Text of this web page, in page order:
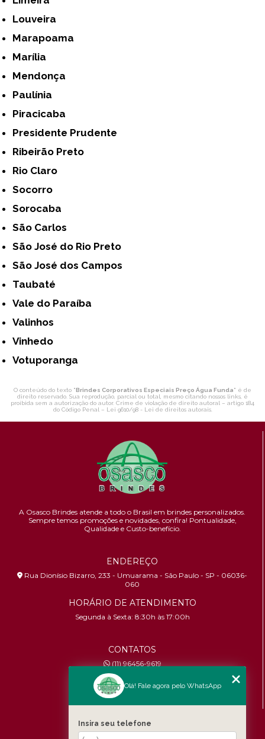
Louveira
Marapoama
Marília
Mendonça
Paulínia
Piracicaba
Presidente Prudente
Ribeirão Preto
Rio Claro
Socorro
Sorocaba
São Carlos
São José do Rio Preto
São José dos Campos
Taubaté
Vale do Paraíba
Valinhos
Vinhedo
Votuporanga
O conteúdo do texto "Brindes Corporativos Especiais Preço Água Funda" é de
direito reservado. Sua reprodução, parcial ou total, mesmo citando nossos links, é
proibida sem a autorização do autor. Crime de violação de direito autoral – artigo 184
do Código Penal – Lei 9610/98 - Lei de direitos autorais.
A Osasco Brindes atende a todo o Brasil em brindes personalizados.
Sempre temos promoções e novidades, confira! Pontualidade,
Qualidade e Custo-benefício.
ENDEREÇO
Rua Dionísio Bizarro, 233 - Umuarama - São Paulo - SP - 06036-
060
HORÁRIO DE ATENDIMENTO
Segunda à Sexta: 8:30h às 17:00h
CONTATOS
(11) 96456-9619
contato@osascobrindes.com.br
CNPJ:26.434.153/0001-30
MENU
Olá! Fale agora pelo WhatsApp
Insira seu telefone